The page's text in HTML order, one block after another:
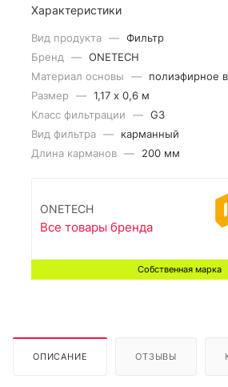
Характеристики
Вид продукта — Фильтр
Бренд — ONETECH
Материал основы
—
полиэфирное
Размер
— 1,17 х 0,6 м
Класс фильтрации
— G3
Вид фильтра —
карманный
Длина карманов — 200 мм
ONETECH
Все товары бренда
Собственная марка
ОПИСАНИЕ ОТЗЫВЫ